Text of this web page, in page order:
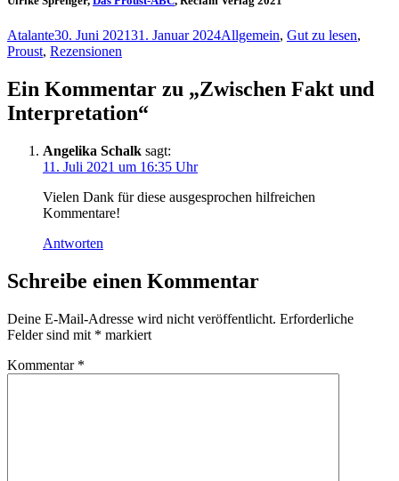
Autor
AtalanteVeröffentlicht
am
30. Juni 202131. Januar 2024Kategorien
Allgemein, Gut zu lesen,
Proust, Rezensionen
Ein Kommentar zu „Zwischen Fakt und
Interpretation“
Angelika Schalk sagt:
11. Juli 2021 um 16:35 Uhr
Vie­len Dank für die­se aus­ge­spro­chen hilf­rei­chen
Kommentare!
Antworten
Schreibe einen Kommentar
Deine E-Mail-Adresse wird nicht veröffentlicht. Erforderliche
Felder sind mit * markiert
Kommentar *